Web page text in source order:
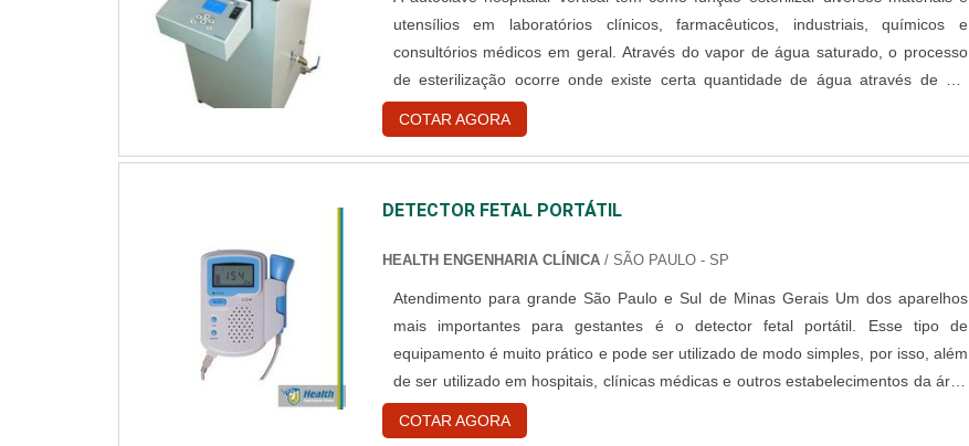
utensílios em laboratórios clínicos, farmacêuticos, industriais, químicos e
consultórios médicos em geral. Através do vapor de água saturado, o processo
de esterilização ocorre onde existe certa quantidade de água através de um
conjunto de resistências elétricas, o que proporciona uma geração de vapor
d’água saturado ideal para a eliminação dos microorganismos presen....
COTAR AGORA
DETECTOR FETAL PORTÁTIL
HEALTH ENGENHARIA CLÍNICA/ SÃO PAULO - SP
Atendimento para grande São Paulo e Sul de Minas Gerais Um dos aparelhos
mais importantes para gestantes é o detector fetal portátil. Esse tipo de
equipamento é muito prático e pode ser utilizado de modo simples, por isso, além
de ser utilizado em hospitais, clínicas médicas e outros estabelecimentos da área
da saúde, o detector fetal é também utilizado em domicílios e, desse modo, as
gestantes poderão se inteirar sobre a frequência dos batiment....
COTAR AGORA